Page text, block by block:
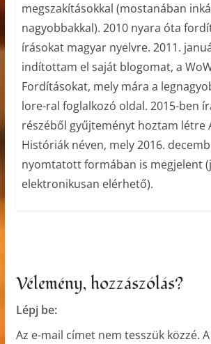
megszakításokkal (mostanában
nagyobbakkal). 2010 nyara óta
írásokat magyar nyelvre. 2011.
indítottam el saját blogomat, a
Fordításokat, mely mára a
lore-ral foglalkozó oldal. 2015-ben
részéből gyűjteményt hoztam létre
Históriák néven, mely 2016.
nyomtatott formában is megjelent
elektronikusan elérhető).
Vélemény, hozzászólás?
Lépj be:
Az e-mail címet nem tesszük közzé.